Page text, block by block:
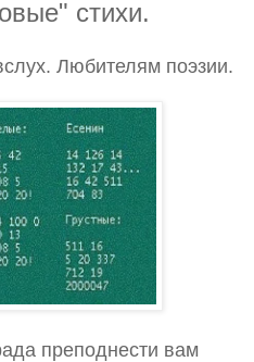
стихи.
Любителям поэзии.
преподнести вам